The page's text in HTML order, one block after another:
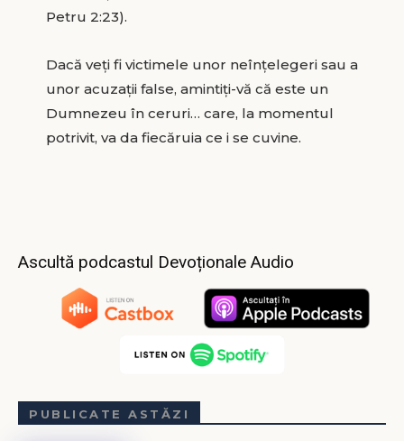
Petru 2:23).
Dacă veţi fi victimele unor neînţelegeri sau a
unor acuzaţii false, amintiţi-vă că este un
Dumnezeu în ceruri… care, la momentul
potrivit, va da fiecăruia ce i se cuvine.
Ascultă podcastul Devoționale Audio
PUBLICATE ASTĂZI